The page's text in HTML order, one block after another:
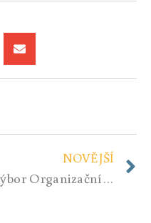
NOVĚJŠÍ
Výbor Organizační – Shrnutí od 9.4. do 15.4.2022